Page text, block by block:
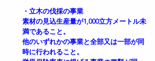
・立木の伐採の事業
素材の見込生産量が1,000立方メートル未
満であること。
他のいずれかの事業と全部又は一部が同
時に行われること。